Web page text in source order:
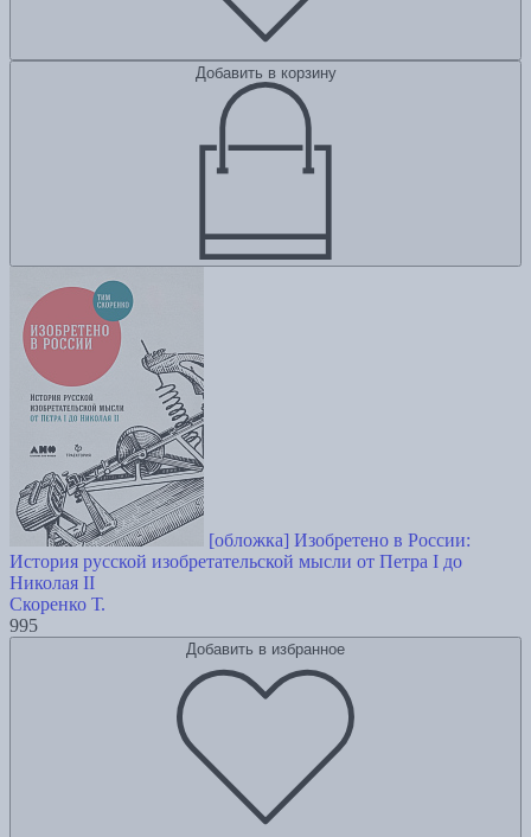
Добавить в корзину
[обложка] Изобретено в России:
История русской изобретательской мысли от Петра I до
Николая II
Скоренко Т.
995
Добавить в избранное